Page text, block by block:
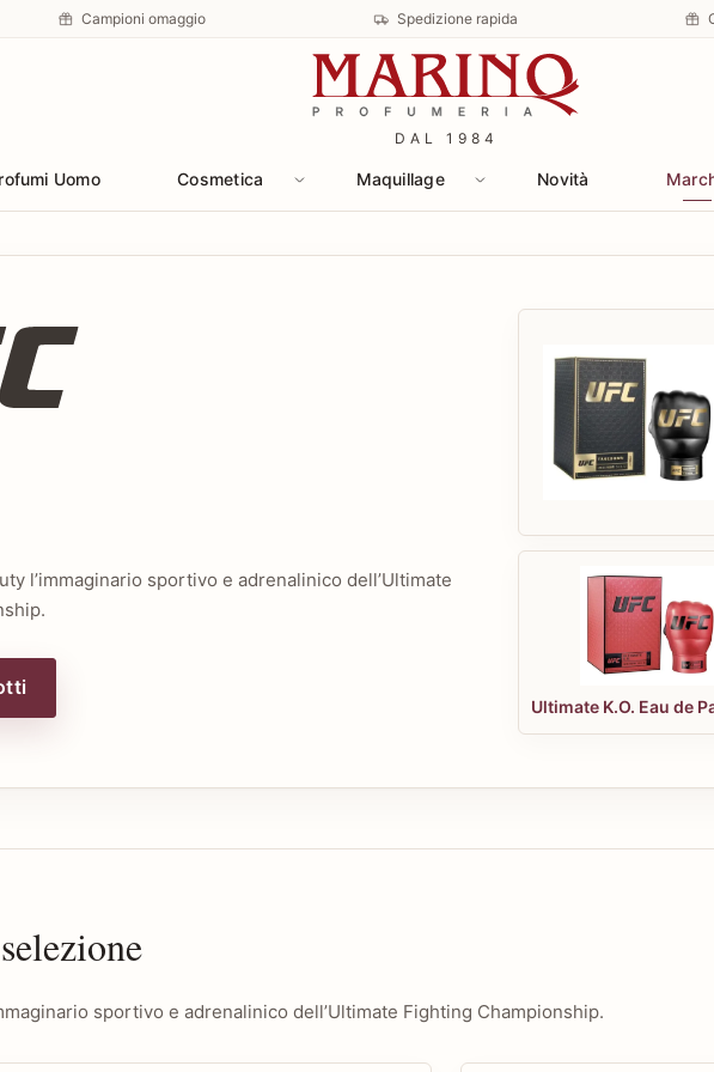
Campioni omaggio Spedizione rapida
DAL 1984
Uomo Cosmetica Maquillage Novità
l’immaginario sportivo e adrenalinico dell’Ultimate
sportivo e adrenalinico dell’Ultimate Fighting Championship.